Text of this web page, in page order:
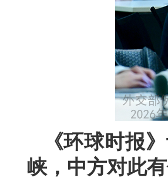
《环球时报
峡，中方对此